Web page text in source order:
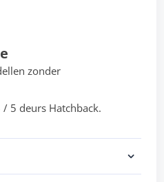
zonder
/ 5 deurs Hatchback.